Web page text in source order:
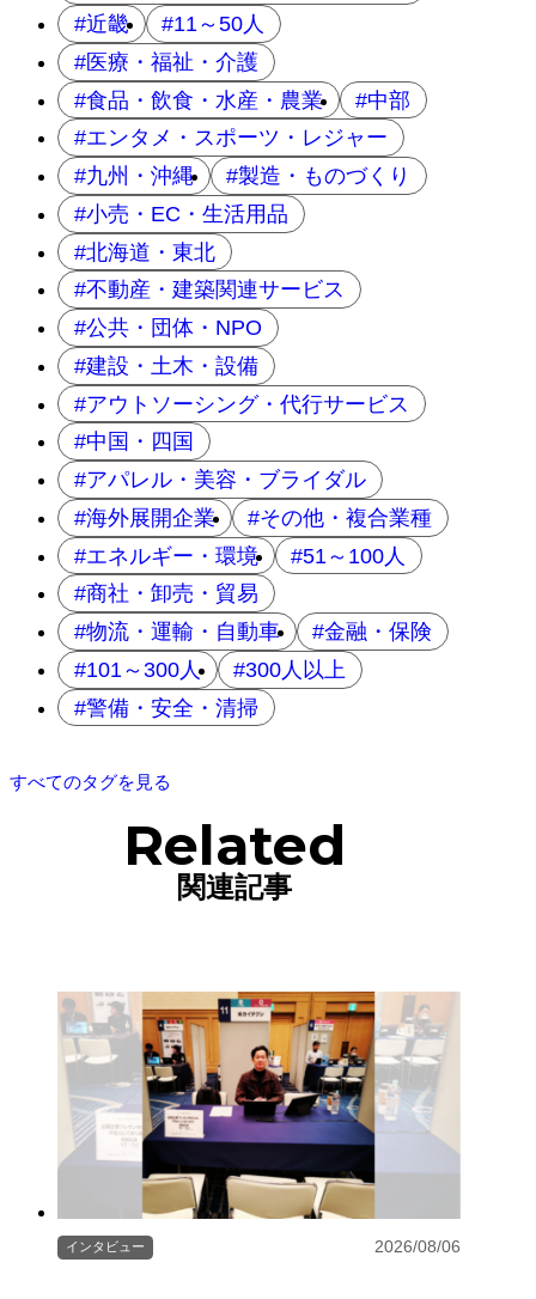
近畿
11～50人
医療・福祉・介護
食品・飲食・水産・農業
中部
エンタメ・スポーツ・レジャー
九州・沖縄
製造・ものづくり
小売・EC・生活用品
北海道・東北
不動産・建築関連サービス
公共・団体・NPO
建設・土木・設備
アウトソーシング・代行サービス
中国・四国
アパレル・美容・ブライダル
海外展開企業
その他・複合業種
エネルギー・環境
51～100人
商社・卸売・貿易
物流・運輸・自動車
金融・保険
101～300人
300人以上
警備・安全・清掃
すべてのタグを見る
Related
関連記事
インタビュー 2026/08/06